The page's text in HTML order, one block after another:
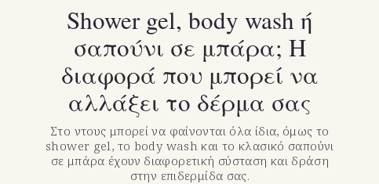
Shower gel, body wash ή
σαπούνι σε μπάρα; Η
διαφορά που μπορεί να
αλλάξει το δέρμα σας
Στο ντους μπορεί να φαίνονται όλα ίδια, όμως το
shower gel, το body wash και το κλασικό σαπούνι
σε μπάρα έχουν διαφορετική σύσταση και δράση
στην επιδερμίδα σας.